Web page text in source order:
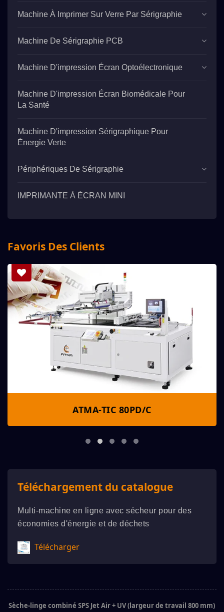
Machine À Imprimer Sur Verre Par Sérigraphie
Machine De Sérigraphie PCB
Machine D'impression Écran Optoélectronique
Machine D'impression Écran Biomédicale Pour
La Santé
Machine D'impression Sérigraphique Pour
Énergie Verte
Périphériques De Sérigraphie
IMPRIMANTE À ÉCRAN MINI
Favoris Des Clients
ATMA-TIC 80PD/C
Téléchargement du catalogue
Multi-machine en ligne avec sécheur pour des
économies d'énergie et de déchets
Télécharger
Sèche-linge combiné SPS Jet Air + UV (largeur de travail 800 mm)